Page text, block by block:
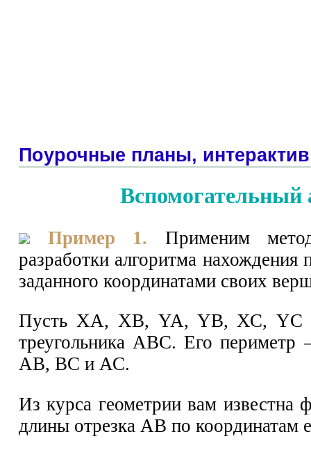
Поурочные планы, интерактив
Вспомогательный
Пример 1. Применим
разработки алгоритма нахождения
заданного координатами своих
Пусть ХА, ХВ, YA, YB, ХС, YC
треугольника АВС. Его периметр
АВ, ВС и АС.
Из курса геометрии вам известна
длины отрезка АВ по координатам